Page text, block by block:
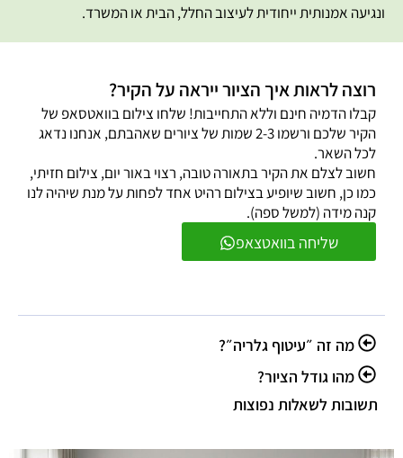
ונגיעה אמנותית ייחודית לעיצוב החלל, הבית או המשרד.
שליחה בוואטצאפ
רוצה לראות איך הציור ייראה על הקיר?
קבלו הדמיה חינם וללא התחייבות! שלחו צילום בוואטסאפ של
הקיר שלכם ורשמו 2-3 שמות של ציורים שאהבתם, אנחנו נדאג
לכל השאר.
חשוב לצלם את הקיר בתאורה טובה, רצוי באור יום, צילום חזיתי,
כמו כן, חשוב שיופיע בצילום רהיט אחד לפחות על מנת שיהיה לנו
קנה מידה (למשל ספה).
מה זה ״עיטוף גלריה״?
מהו גודל הציור?
תשובות לשאלות נפוצות